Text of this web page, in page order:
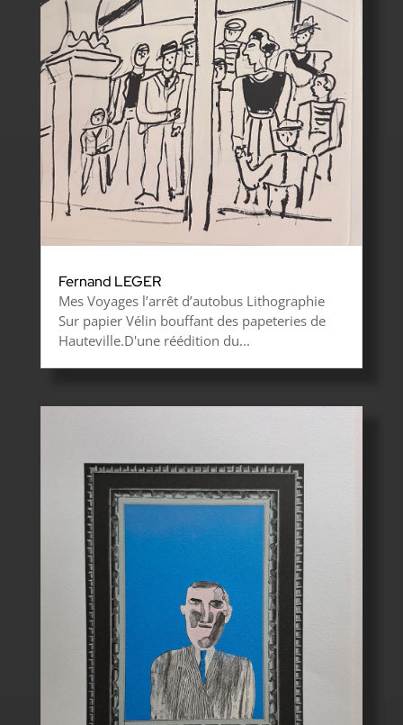
Fernand LEGER
Mes Voyages l’arrêt d’autobus Lithographie
Sur papier Vélin bouffant des papeteries de
Hauteville.D'une réédition du...